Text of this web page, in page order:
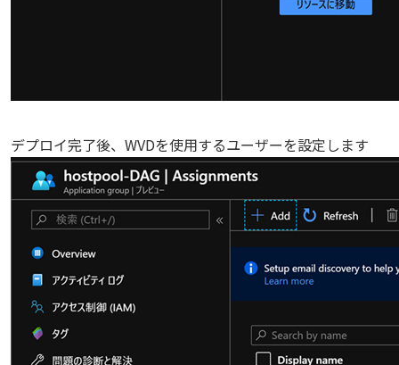
デプロイ完了後、WVDを使用するユーザーを設定します